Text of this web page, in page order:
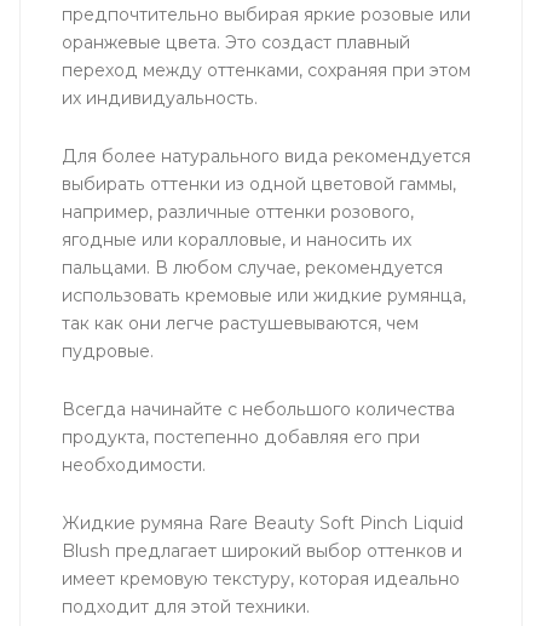
предпочтительно выбирая яркие розовые или
оранжевые цвета. Это создаст плавный
переход между оттенками, сохраняя при этом
их индивидуальность.
Для более натурального вида рекомендуется
выбирать оттенки из одной цветовой гаммы,
например, различные оттенки розового,
ягодные или коралловые, и наносить их
пальцами. В любом случае, рекомендуется
использовать кремовые или жидкие румянца,
так как они легче растушевываются, чем
пудровые.
Всегда начинайте с небольшого количества
продукта, постепенно добавляя его при
необходимости.
Жидкие румяна Rare Beauty Soft Pinch Liquid
Blush предлагает широкий выбор оттенков и
имеет кремовую текстуру, которая идеально
подходит для этой техники.